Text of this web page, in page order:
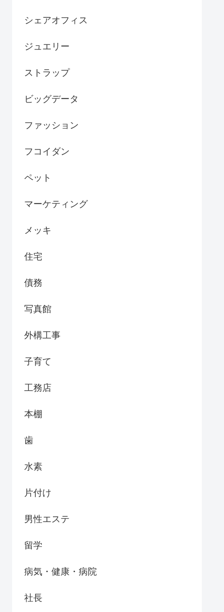
シェアオフィス
ジュエリー
ストラップ
ビッグデータ
ファッション
フコイダン
ペット
マーケティング
メッキ
住宅
債務
写真館
外構工事
子育て
工務店
本棚
歯
水素
片付け
男性エステ
留学
病気・健康・病院
社長